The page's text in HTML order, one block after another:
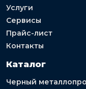
Услуги
Сервисы
Прайс-лист
Контакты
Каталог
Черный